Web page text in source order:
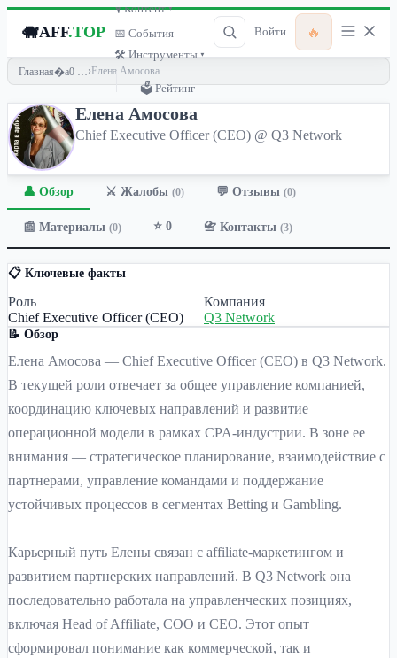
🐗AFF.TOP
🎙 Контент ▾
📅 События
🛠 Инструменты ▾
🗳 Рейтинг
Войти 🔥
Главная › Елена Амосова
Елена Амосова
Chief Executive Officer (СEО) @ Q3 Network
👤 Обзор ⚔️ Жалобы (0) 💬 Отзывы (0)
📰 Материалы (0) ⭐ 0 📇 Контакты (3)
📋 Ключевые факты
Роль
Chief Executive Officer (СEО)
Компания
Q3 Network
📝 Обзор
Елена Амосова — Chief Executive Officer (CEO) в Q3 Network.
В текущей роли отвечает за общее управление компанией,
координацию ключевых направлений и развитие
операционной модели в рамках CPA-индустрии. В зоне ее
внимания — стратегическое планирование, взаимодействие с
партнерами, управление командами и поддержание
устойчивых процессов в сегментах Betting и Gambling.
Карьерный путь Елены связан с affiliate-маркетингом и
развитием партнерских направлений. В Q3 Network она
последовательно работала на управленческих позициях,
включая Head of Affiliate, COO и CEO. Этот опыт
сформировал понимание как коммерческой, так и